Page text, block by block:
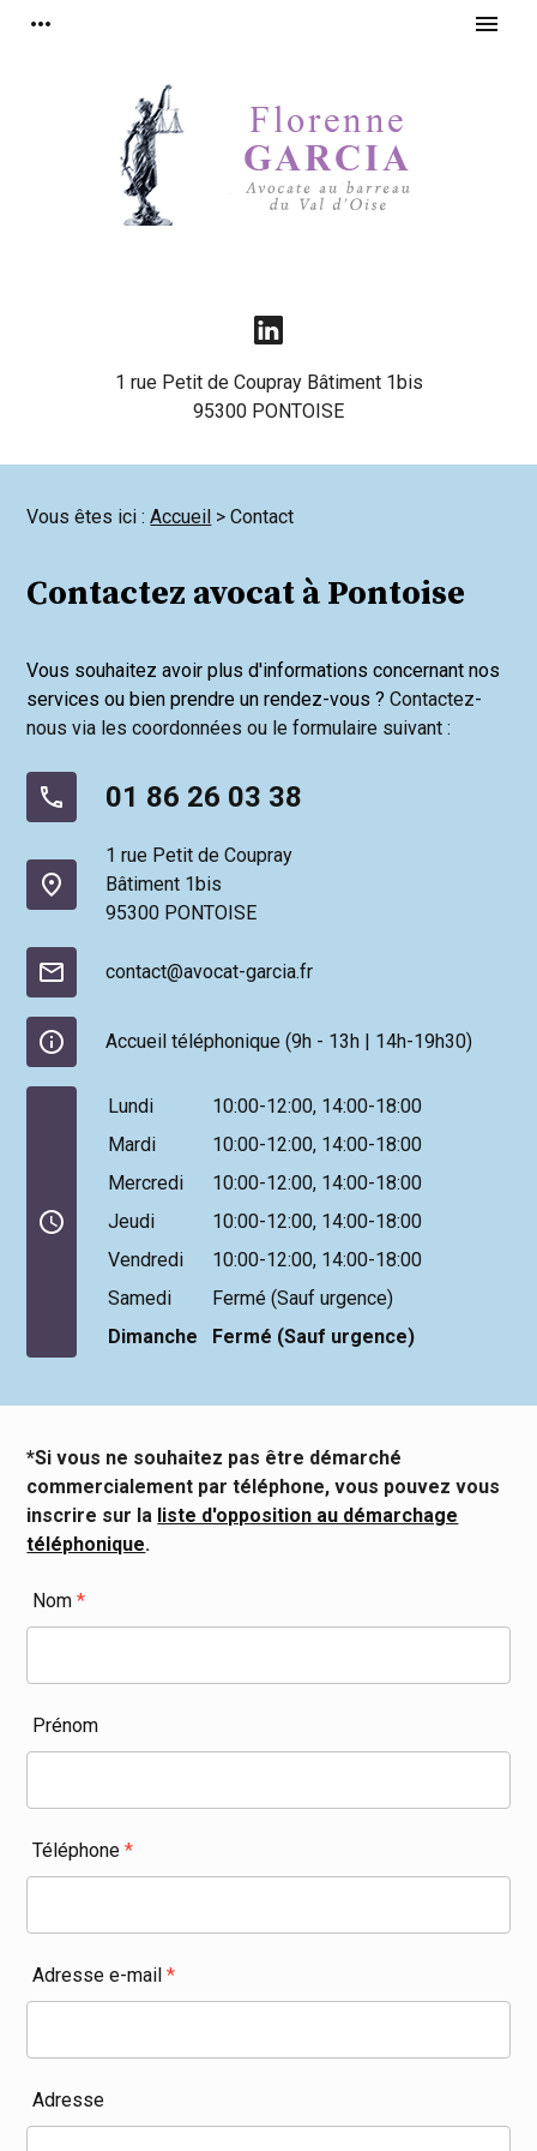
more_horiz menu
1 rue Petit de Coupray Bâtiment 1bis
95300 PONTOISE
Vous êtes ici : Accueil > Contact
Contactez avocat à Pontoise
Vous souhaitez avoir plus d'informations concernant nos
services ou bien prendre un rendez-vous ?Contactez-
nous via les coordonnées ou le formulaire suivant :
phone 01 86 26 03 38
place
1 rue Petit de Coupray
Bâtiment 1bis
95300 PONTOISE
mail contact@avocat-garcia.fr
info Accueil téléphonique (9h - 13h | 14h-19h30)
access_time
Lundi 10:00-12:00, 14:00-18:00
Mardi
10:00-12:00, 14:00-18:00
Mercredi
10:00-12:00, 14:00-18:00
Jeudi
10:00-12:00, 14:00-18:00
Vendredi
10:00-12:00, 14:00-18:00
Samedi
Fermé (Sauf urgence)
Dimanche
Fermé (Sauf urgence)
*Si vous ne souhaitez pas être démarché
commercialement par téléphone, vous pouvez vous
inscrire sur la liste d'opposition au démarchage
téléphonique.
Nom*
Prénom
Téléphone*
Adresse e-mail*
Adresse